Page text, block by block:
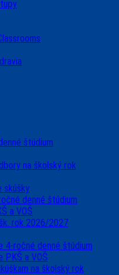
štúdium
na školský rok
skúšky
denné štúdium
a VOŠ
rok 2026/2027
4-ročné denné štúdium
PKŠ a VOŠ
na školský rok